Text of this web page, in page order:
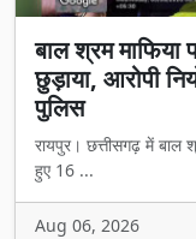
बाल श्रम
छुड़ाया, आरोपी
पुलिस
रायपुर। छत्तीसगढ़ में बाल
हुए 16 ...
Aug 06, 2026